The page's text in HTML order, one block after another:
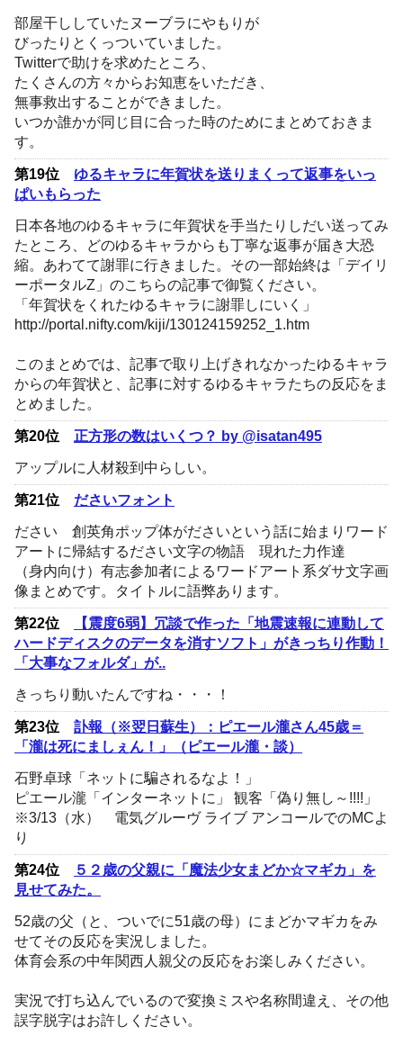
部屋干ししていたヌーブラにやもりが
びったりとくっついていました。
Twitterで助けを求めたところ、
たくさんの方々からお知恵をいただき、
無事救出することができました。
いつか誰かが同じ目に合った時のためにまとめておきま
す。
第19位 ゆるキャラに年賀状を送りまくって返事をいっ
ぱいもらった
日本各地のゆるキャラに年賀状を手当たりしだい送ってみ
たところ、どのゆるキャラからも丁寧な返事が届き大恐
縮。あわてて謝罪に行きました。その一部始終は「デイリ
ーポータルZ」のこちらの記事で御覧ください。
「年賀状をくれたゆるキャラに謝罪しにいく」
http://portal.nifty.com/kiji/130124159252_1.htm
このまとめでは、記事で取り上げきれなかったゆるキャラ
からの年賀状と、記事に対するゆるキャラたちの反応をま
とめました。
第20位 正方形の数はいくつ？ by @isatan495
アップルに人材殺到中らしい。
第21位 ださいフォント
ださい 創英角ポップ体がださいという話に始まりワード
アートに帰結するださい文字の物語 現れた力作達
（身内向け）有志参加者によるワードアート系ダサ文字画
像まとめです。タイトルに語弊あります。
第22位
【震度6弱】冗談で作った「地震速報に連動して
ハードディスクのデータを消すソフト」がきっちり作動！
「大事なフォルダ」が..
きっちり動いたんですね・・・！
第23位 訃報（※翌日蘇生）：ピエール瀧さん45歳＝
「瀧は死にましぇん！」（ピエール瀧・談）
石野卓球「ネットに騙されるなよ！」
ピエール瀧「インターネットに」 観客「偽り無し～!!!!」
※3/13（水） 電気グルーヴ ライブ アンコールでのMCよ
り
第24位
５２歳の父親に「魔法少女まどか☆マギカ」を
見せてみた。
52歳の父（と、ついでに51歳の母）にまどかマギカをみ
せてその反応を実況しました。
体育会系の中年関西人親父の反応をお楽しみください。
実況で打ち込んでいるので変換ミスや名称間違え、その他
誤字脱字はお許しください。